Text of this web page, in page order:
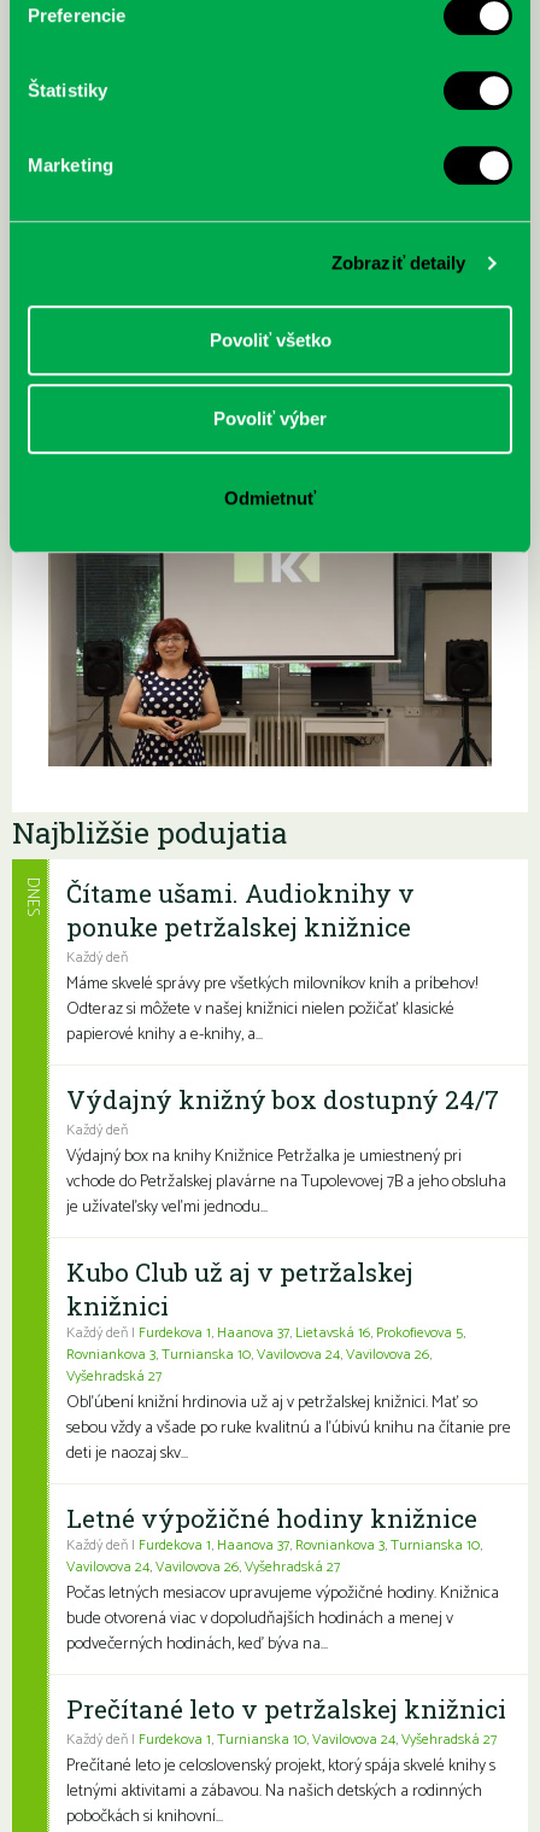
Preferencie
Štatistiky
Marketing
Zobraziť detaily
Povoliť všetko
Povoliť výber
Odmietnuť
Najbližšie podujatia
Čítame ušami. Audioknihy v
ponuke petržalskej knižnice
Každý deň
Máme skvelé správy pre všetkých milovníkov kníh a príbehov!
Odteraz si môžete v našej knižnici nielen požičať klasické
papierové knihy a e-knihy, a...
DNES
Výdajný knižný box dostupný 24/7
Každý deň
Výdajný box na knihy Knižnice Petržalka je umiestnený pri
vchode do Petržalskej plavárne na Tupolevovej 7B a jeho obsluha
je užívateľsky veľmi jednodu...
Kubo Club už aj v petržalskej
knižnici
Každý deň | Furdekova 1, Haanova 37, Lietavská 16, Prokofievova 5,
Rovniankova 3,Turnianska 10,Vavilovova 24,Vavilovova 26,
Vyšehradská 27
Obľúbení knižní hrdinovia už aj v petržalskej knižnici. Mať so
sebou vždy a všade po ruke kvalitnú a ľúbivú knihu na čítanie pre
deti je naozaj skv...
Letné výpožičné hodiny knižnice
Každý deň | Furdekova 1, Haanova 37, Rovniankova 3,Turnianska 10,
Vavilovova 24,Vavilovova 26,Vyšehradská 27
Počas letných mesiacov upravujeme výpožičné hodiny. Knižnica
bude otvorená viac v dopoludňajších hodinách a menej v
podvečerných hodinách, keď býva na...
Prečítané leto v petržalskej knižnici
Každý deň | Furdekova 1,Turnianska 10,Vavilovova 24,Vyšehradská 27
Prečítané leto je celoslovenský projekt, ktorý spája skvelé knihy s
letnými aktivitami a zábavou. Na našich detských a rodinných
pobočkách si knihovní...